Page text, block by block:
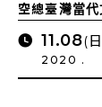
空總臺灣當
11.08(
2020 .